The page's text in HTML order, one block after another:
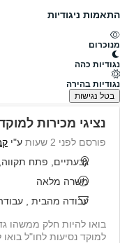
התאמות ניגודיות
מנוכרום
נגודיות כהה
נגודיות בהירה
בטל נגישות
ביטוח
קבוצת כלל ביטוח
להלן כל המשרות
נמצאו 9 משרות
נציגי מכירות
פורסם לפני 2 שעות ע"י
גבעתיים, פתח
משרה מלאה
עבודה מהבית
למוקד נסיעות לחו"ל